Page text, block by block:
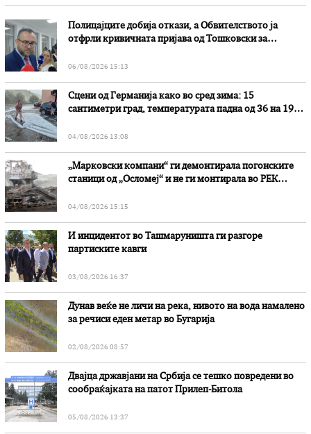
Полицајците добија откази, а Обвителството ја
отфрли кривичната пријава од Тошковски за
06/08/2026 15:13
Сцени од Германија како во сред зима: 15
сантиметри град, температурата падна од 36 на 19
04/08/2026 13:08
„Марковски компани“ ги демонтирала погонските
станици од „Осломеј“ и не ги монтирала во РЕК
04/08/2026 15:15
И инцидентот во Ташмаруништa ги разгоре
партиските кавги
03/08/2026 16:37
Дунав веќе не личи на река, нивото на вода намалено
за речиси еден метар во Бугарија
02/08/2026 08:57
Двајца државјани на Србија се тешко повредени во
сообраќајката на патот Прилеп-Битола
05/08/2026 13:37